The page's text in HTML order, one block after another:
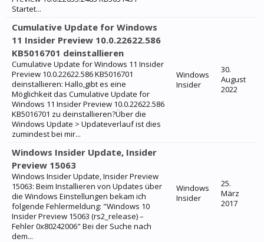
Startet...
Cumulative Update for Windows
11 Insider Preview 10.0.22622.586
KB5016701 deinstallieren
Cumulative Update for Windows 11 Insider
Preview 10.0.22622.586 KB5016701
deinstallieren: Hallo,gibt es eine
Möglichkeit das Cumulative Update for
Windows 11 Insider Preview 10.0.22622.586
KB5016701 zu deinstallieren?Über die
Windows Update > Updateverlauf ist dies
zumindest bei mir...
Windows
Insider
30.
August
2022
Windows Insider Update, Insider
Preview 15063
Windows Insider Update, Insider Preview
15063: Beim Installieren von Updates über
die Windows Einstellungen bekam ich
folgende Fehlermeldung: "Windows 10
Insider Preview 15063 (rs2_release) –
Fehler 0x80242006" Bei der Suche nach
dem...
Windows
Insider
25.
März
2017